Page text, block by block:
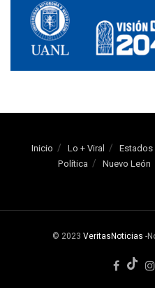
Inicio Lo + Viral Estados
Política
Nuevo León
© 2023 VeritasNoticias -